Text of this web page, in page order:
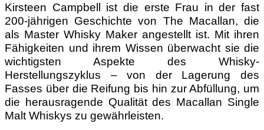
Kirsteen Campbell ist die erste Frau in der fast
200-jährigen Geschichte von The Macallan, die
als Master Whisky Maker angestellt ist. Mit ihren
Fähigkeiten und ihrem Wissen überwacht sie die
wichtigsten Aspekte des Whisky-
Herstellungszyklus – von der Lagerung des
Fasses über die Reifung bis hin zur Abfüllung, um
die herausragende Qualität des Macallan Single
Malt Whiskys zu gewährleisten.